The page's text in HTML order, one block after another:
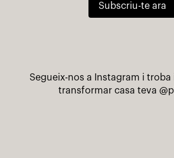
Subscriu-te ara
Segueix-nos a Instagram i
transformar casa teva